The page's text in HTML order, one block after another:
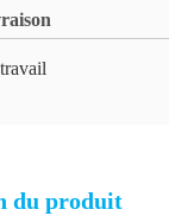
du produit